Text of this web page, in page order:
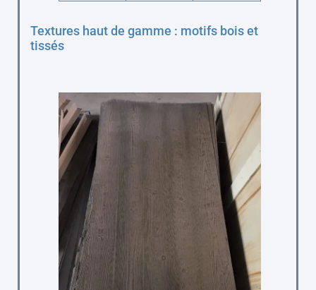
Textures haut de gamme : motifs bois et
tissés